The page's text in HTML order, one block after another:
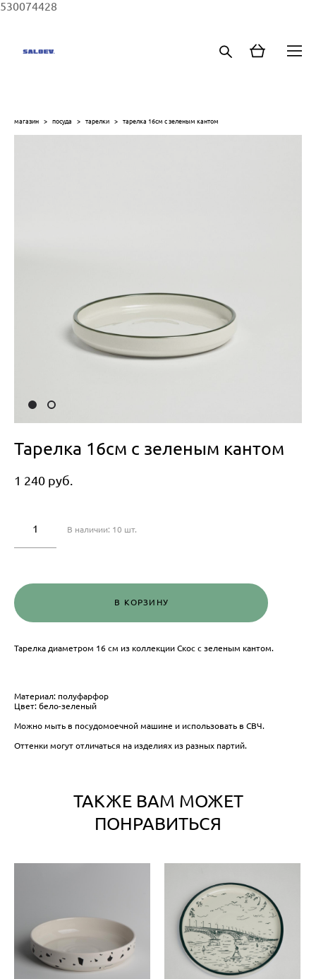
530074428
магазин > посуда > тарелки > тарелка 16см с зеленым кантом
Тарелка 16см с зеленым кантом
1 240 pуб.
В наличии: 10 шт.
В КОРЗИНУ
Тарелка диаметром 16 см из коллекции Скос с зеленым кантом.
Материал: полуфарфор
Цвет: бело-зеленый
Можно мыть в посудомоечной машине и использовать в СВЧ.
Оттенки могут отличаться на изделиях из разных партий.
ТАКЖЕ ВАМ МОЖЕТ
ПОНРАВИТЬСЯ